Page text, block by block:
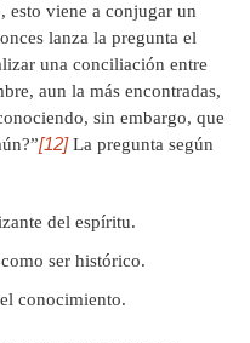
esto viene a conjugar un
lanza la pregunta el
una conciliación entre
aun la más encontradas,
sin embargo, que
[12]La pregunta según
del espíritu.
ser histórico.
conocimiento.